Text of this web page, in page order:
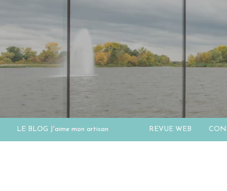
LE BLOG J'aime mon artisan REVUE WEB